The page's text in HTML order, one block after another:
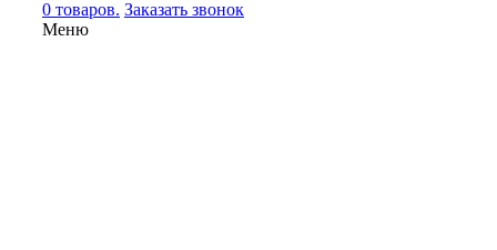
0 товаров. Заказать звонок
Меню